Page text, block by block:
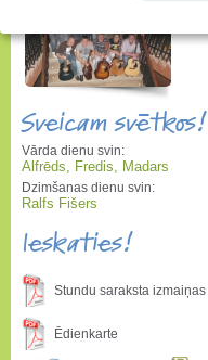
Sveicam svētkos!
Vārda dienu svin:
Alfrēds, Fredis, Madars
Dzimšanas dienu svin:
Ralfs Fišers
Ieskaties!
Stundu saraksta izmaiņas
Ēdienkarte